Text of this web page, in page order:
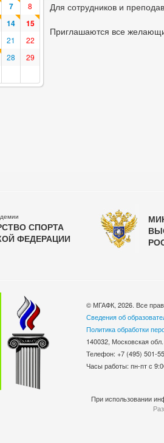
7
8
14 15
21
22
28
29
Для сотрудников и
Приглашаются все
СПОРТА
ФЕДЕРАЦИИ
© МГАФК, 2026. Все
Сведения об
Политика обработки
140032, Московская
Телефон: +7 (495)
Часы работы: пн-пт с
При использовании